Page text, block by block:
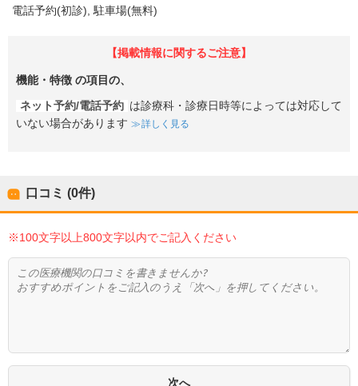
電話予約(初診) 駐車場(無料)
【掲載情報に関するご注意】
機能・特徴 の項目の、
ネット予約/電話予約 は診療科・診療日時等によっては対応して
いない場合があります
詳しく見る
口コミ (0件)
※100文字以上800文字以内でご記入ください